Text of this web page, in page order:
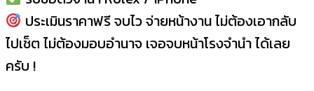
ประเมินราคาฟรี จบไว จ่ายหน้างาน ไม่ต้องเอากลับ
ไปเช็ต ไม่ต้องมอบอำนาจ เจอจบหน้าโรงจำนำ ได้เลย
ครับ !